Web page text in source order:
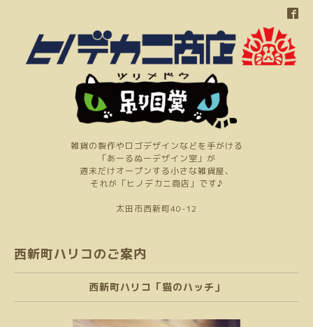
雑貨の製作やロゴデザインなどを手がける
「あーるぬーデザイン室」が
週末だけオープンする小さな雑貨屋、
それが「ヒノデカニ商店」です♪
太田市西新町40-12
西新町ハリコのご案内
西新町ハリコ「猫のハッチ」